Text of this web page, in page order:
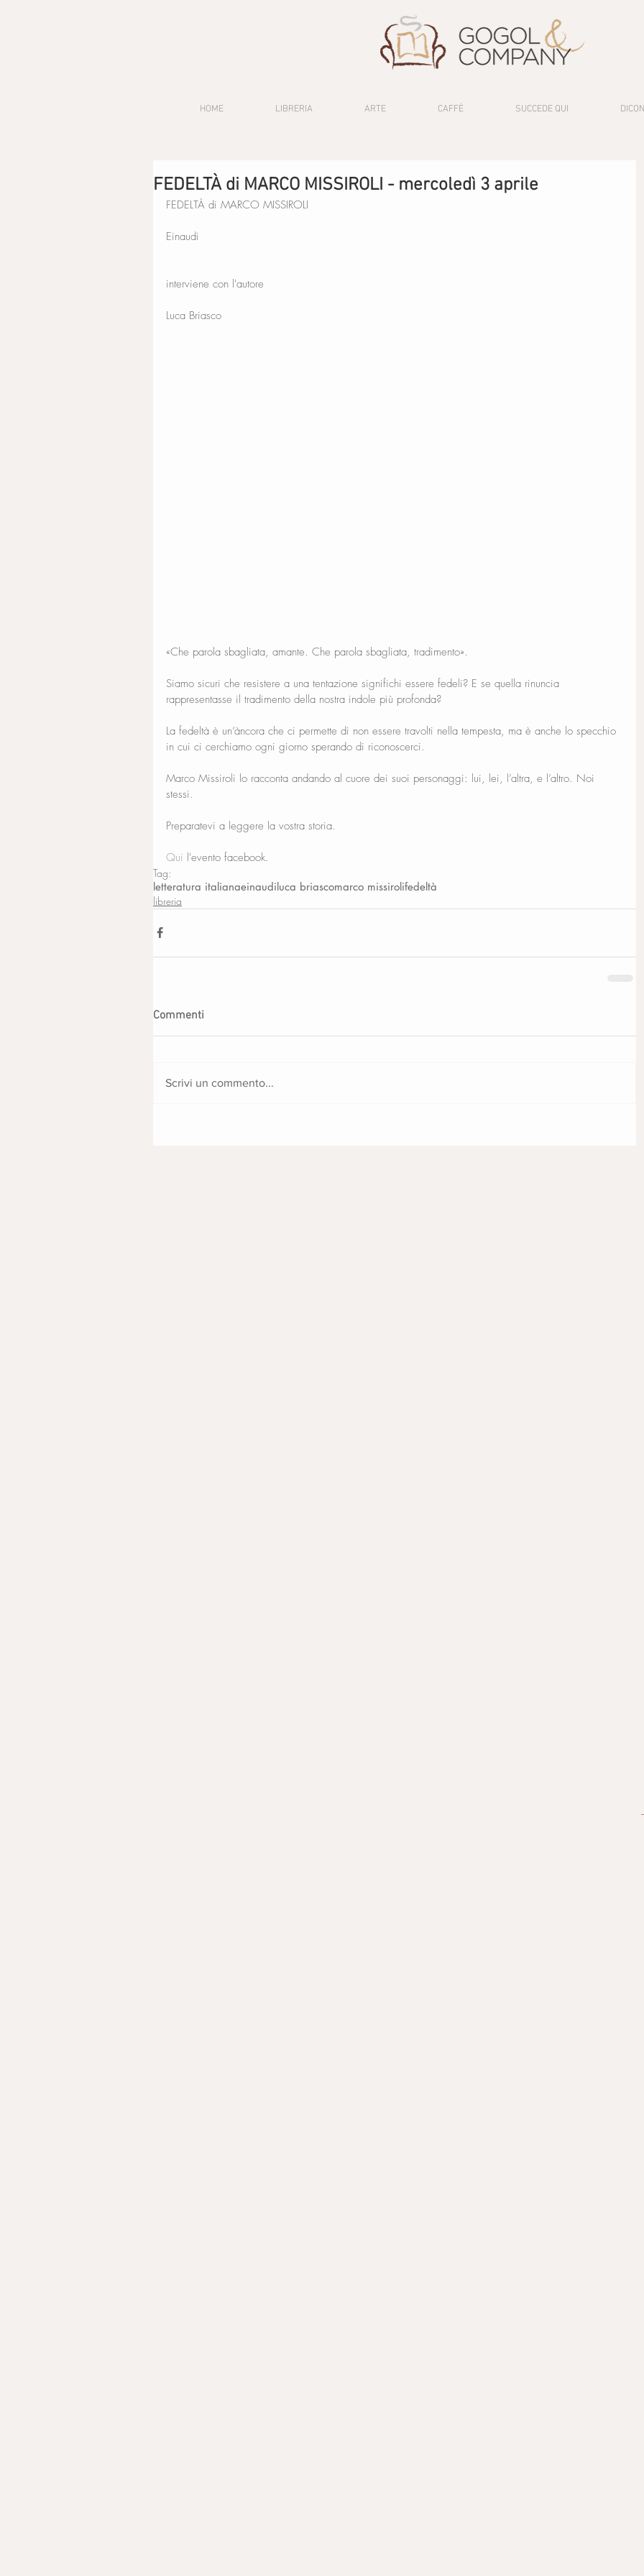
HOME LIBRERIA ARTE CAFFÈ SUCCEDE QUI
FEDELTÀ di MARCO MISSIROLI - mercoledì 3 aprile
FEDELTÀ di MARCO MISSIROLI
Einaudi
interviene con l'autore
Luca Briasco
«Che parola sbagliata, amante. Che parola sbagliata, tradimento».
Siamo sicuri che resistere a una tentazione significhi essere fedeli? E se quella rinuncia
rappresentasse il tradimento della nostra indole più profonda?
La fedeltà è un’àncora che ci permette di non essere travolti nella tempesta, ma è anche lo specchio
in cui ci cerchiamo ogni giorno sperando di riconoscerci.
Marco Missiroli lo racconta andando al cuore dei suoi personaggi: lui, lei, l’altra, e l’altro. Noi
stessi.
Preparatevi a leggere la vostra storia.
Qui l'evento facebook.
Tag:
letteratura italianaeinaudiluca briascomarco missirolifedeltà
libreria
Commenti
Scrivi un commento...